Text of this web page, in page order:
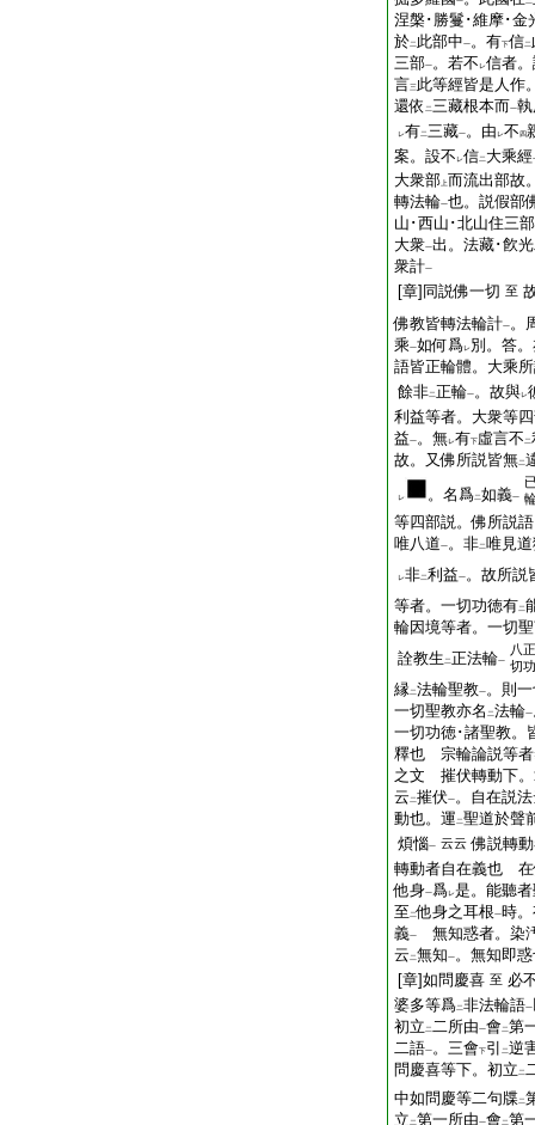
涅槃･勝鬘･維摩･金
於二 此部中一。有下信二
三部一。若不 レ信者
言三此等經皆是人作
還依 二三藏根本而一
レ有二三藏一。由 レ不四
案。設不 レ信二 大乘經
大衆部 上而流出部故
轉法輪一也。説假部
山･西山･北山住三
大衆一出。法藏･飮
衆計一
[章]同説佛一切 至
佛教皆轉法輪計一。
乘一如何爲レ別。答
語皆正輪體。大乘
餘非二正輪一。故與レ
利益等者。大衆等
益一。無レ有下虛言不 二
故。又佛所説皆無二
レ 。名爲二如義一
等四部説。佛所説
唯八道一。非二唯見
レ非二利益一。故所説
等者。一切功徳有二
輪因境等者。一切
詮教生 二正法輪一
八
切
縁二法輪聖教一。則
一切聖教亦名 二法輪一
一切功徳･諸聖教。
釋也 宗輪論説等
之文 摧伏轉動下。
云 二摧伏一。自在説
動也。運 二聖道於聲
煩惱一 云云 佛説轉
轉動者自在義也 在
他身一爲レ是。能聽
至 二他身之耳根一時
義一
無知惑者。染
云 二無知一。無知即
[章]如問慶喜 至 必
婆多等爲二非法輪語一
初立 二二所由一會二第
二語一。三會下引 二逆
問慶喜等下。初立 二
中如問慶等二句牒二
立 二第一所由一會二第